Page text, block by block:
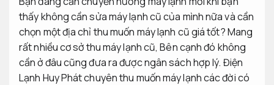
thấy không cần sửa máy lạnh cũ của mình nữa và cần
chọn một địa chỉ thu muốn máy lạnh cũ giá tốt? Mang
rất nhiều cơ sở thu máy lạnh cũ, Bên cạnh đó không
cần ở đâu cũng đưa ra được ngân sách hợp lý. Điện
Lạnh Huy Phát chuyên thu muốn máy lạnh các đời có